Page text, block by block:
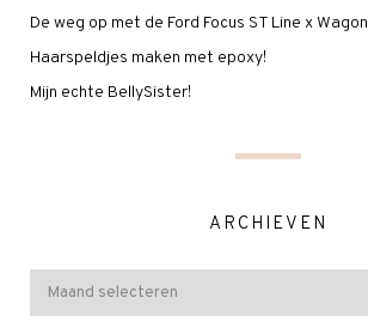
De weg op met de Ford Focus ST Line x Wagon
Haarspeldjes maken met epoxy!
Mijn echte BellySister!
ARCHIEVEN